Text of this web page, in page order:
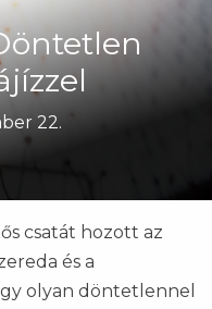
22.
csatát hozott az
és a
olyan döntetlennel